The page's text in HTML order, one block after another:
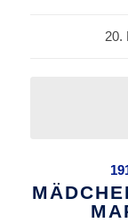
20.